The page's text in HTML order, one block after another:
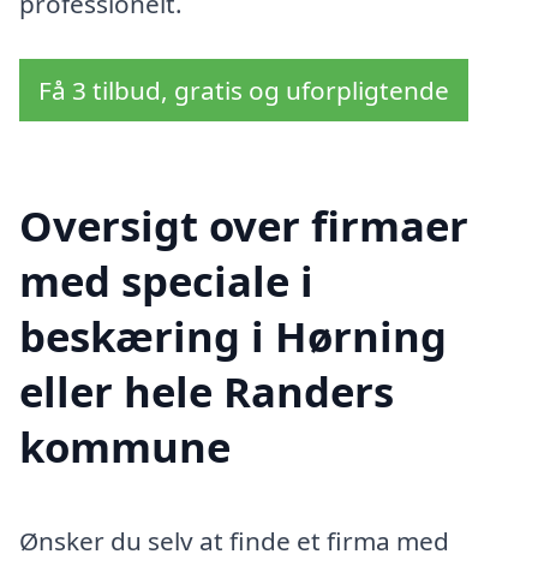
Få 3 tilbud, gratis og uforpligtende
Oversigt over firmaer
med speciale i
beskæring i Hørning
eller hele Randers
kommune
Ønsker du selv at finde et firma med